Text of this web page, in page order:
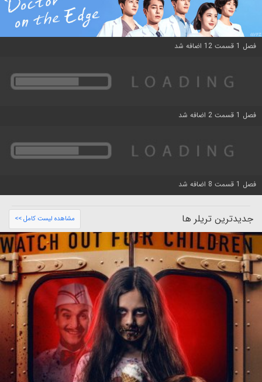
فصل 1 قسمت 12 اضافه شد
فصل 1 قسمت 2 اضافه شد
فصل 1 قسمت 8 اضافه شد
جدیدترین تریلر ها مشاهده لیست کامل >>